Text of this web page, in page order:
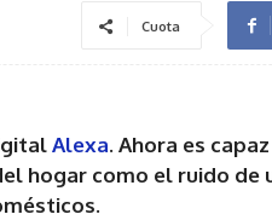
Cuota
Alexa. Ahora es
hogar como el ruido de